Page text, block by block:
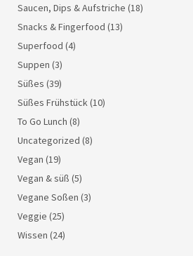
Saucen, Dips & Aufstriche (18)
Snacks & Fingerfood (13)
Superfood (4)
Suppen (3)
Süßes (39)
Süßes Frühstück(10)
To Go Lunch (8)
Uncategorized (8)
Vegan (19)
Vegan & süß (5)
Vegane Soßen (3)
Veggie (25)
Wissen (24)